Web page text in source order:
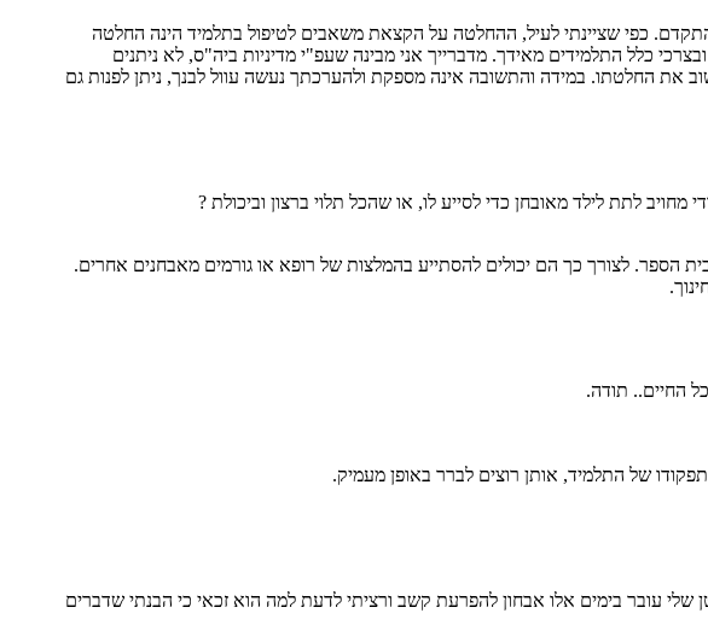
כפי שציינתי לעיל, ההחלטה על הקצאת משאבים לטיפול בתלמיד הינה החלטה
כלל התלמידים מאידך. מדברייך אני מבינה שעפ"י מדיניות ביה"ס, לא ניתנים
את החלטתו. במידה והתשובה אינה מספקת ולהערכתך נעשה עוול לבנך, ניתן לפנות גם
לתת לילד מאובחן כדי לסייע לו, או שהכל תלוי ברצון וביכולת ?
לצורך כך הם יכולים להסתייע בהמלצות של רופא או גורמים מאבחנים אחרים.
החיים.. תודה.
של התלמיד, אותן רוצים לברר באופן מעמיק.
עובר בימים אלו אבחון להפרעת קשב ורציתי לדעת למה הוא זכאי כי הבנתי שדברים